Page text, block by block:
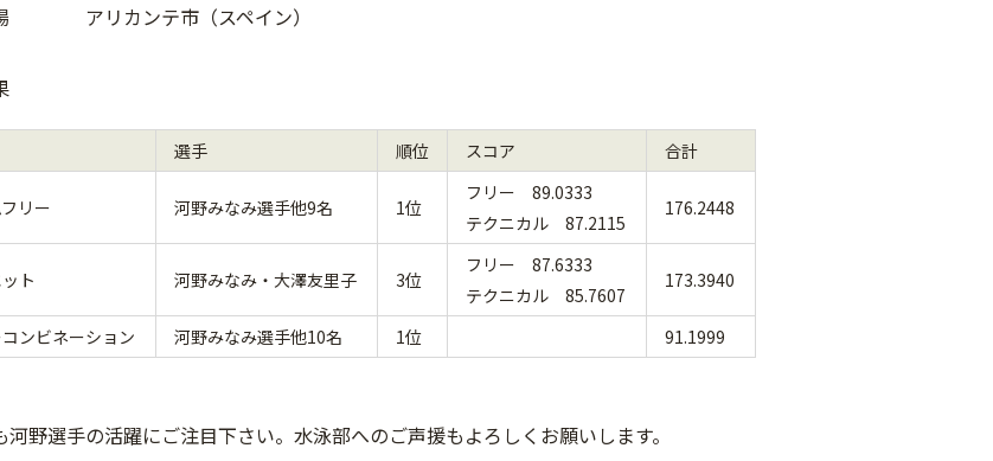
アリカンテ市（スペイン）
選手 順位 スコア 合計
リー 河野みなみ選手他9名 1位
フリー 89.0333
テクニカル 87.2115
176.2448
ト 河野みなみ・大澤友里子 3位
フリー 87.6333
テクニカル 85.7607
173.3940
ンビネーション 河野みなみ選手他10名 1位 91.1999
河野選手の活躍にご注目下さい。水泳部へのご声援もよろしくお願いします。